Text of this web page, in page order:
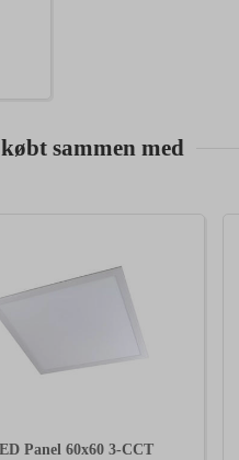
sammen med
Panel 60x60 3-CCT